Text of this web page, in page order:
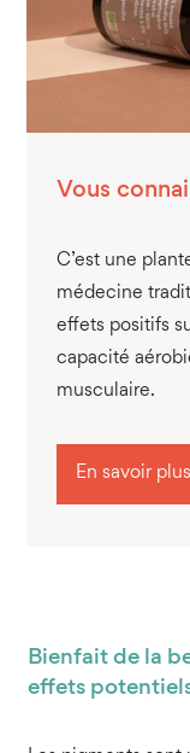
Vous
C’est une
médecine
effets positifs
capacité
musculaire.
En savoir plus
Bienfait de la
effets